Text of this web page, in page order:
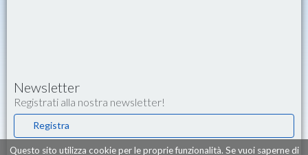
Questo sito utilizza cookie per le proprie funzionalità. Se vuoi saperne di
Newsletter
Registrati alla nostra newsletter!
Registra